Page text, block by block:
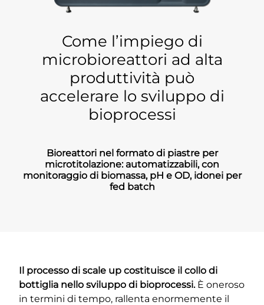
Come l’impiego di
microbioreattori ad alta
produttività può
accelerare lo sviluppo di
bioprocessi
Bioreattori nel formato di piastre per
microtitolazione: automatizzabili, con
monitoraggio di biomassa, pH e OD, idonei per
fed batch
Il processo di scale up costituisce il collo di
bottiglia nello sviluppo di bioprocessi.È oneroso
in termini di tempo, rallenta enormemente il